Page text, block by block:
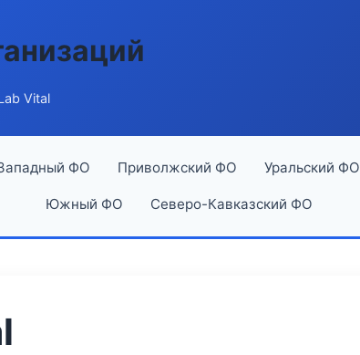
Vital
ФО Приволжский ФО Уральский ФО
Южный ФО Северо-Кавказский ФО